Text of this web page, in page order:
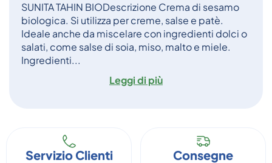
SUNITA TAHIN BIODescrizione Crema di sesamo
biologica. Si utilizza per creme, salse e patè.
Ideale anche da miscelare con ingredienti dolci o
salati, come salse di soia, miso, malto e miele.
Ingredienti...
Leggi di più
Servizio Clienti Consegne